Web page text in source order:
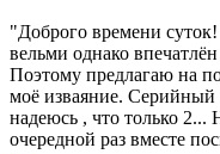
"Доброго времени
вельми однако
Поэтому предлагаю на
моё изваяние. Серийный
надеюсь , что только 2...
очередной раз вместе